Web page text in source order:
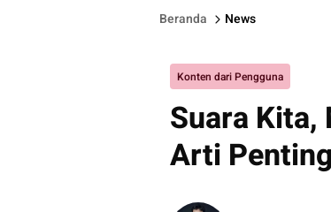
Beranda News
Konten dari Pengguna
Suara Kita,
Arti